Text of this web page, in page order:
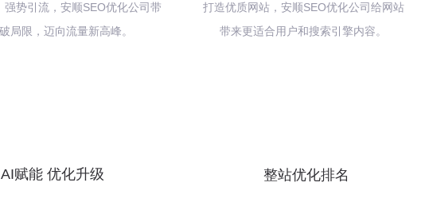
强势引流，安顺SEO优化公司带
局限，迈向流量新高峰。
打造优质网站，安顺SEO优化公司给网站
带来更适合用户和搜索引擎内容。
AI赋能 优化升级 整站优化排名